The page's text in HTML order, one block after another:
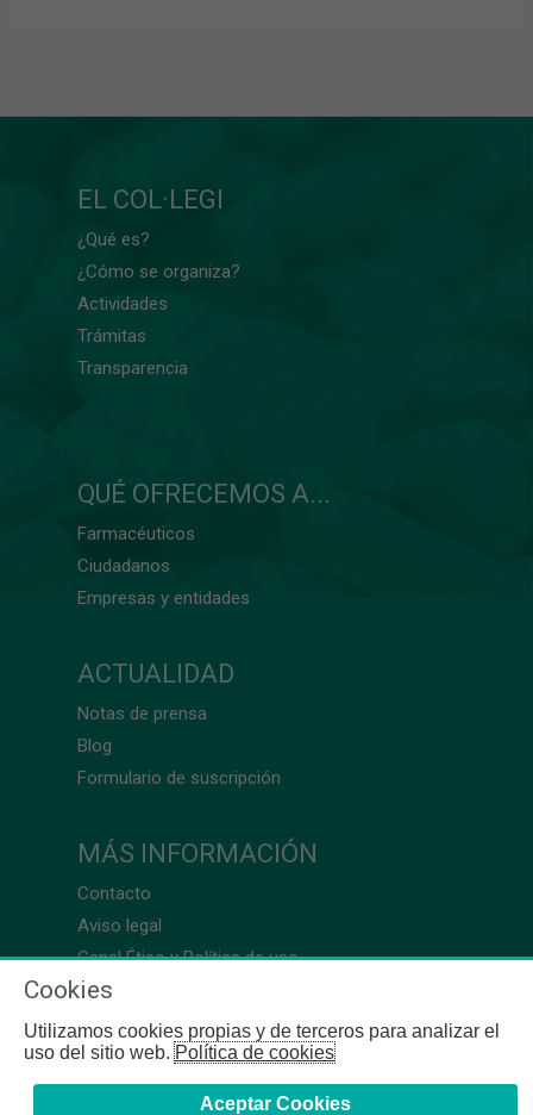
EL COL·LEGI
¿Qué es?
¿Cómo se organiza?
Actividades
Trámitas
Transparencia
QUÉ OFRECEMOS A...
Farmacéuticos
Ciudadanos
Empresas y entidades
ACTUALIDAD
Notas de prensa
Blog
Formulario de suscripción
MÁS INFORMACIÓN
Contacto
Aviso legal
Canal Ético y Política de uso
Cookies
Utilizamos cookies propias y de terceros para analizar el
uso del sitio web.Política de cookies
Aceptar Cookies